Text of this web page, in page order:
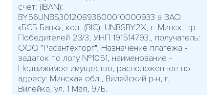
счет: (IBAN):
BY56UNBS30120893600010000933 в ЗАО
«БСБ Банк», код. (BIC): UNBSBY2X, г. Минск, пр.
Победителей 23/3, УНП 191514793., получатель:
ООО "Расантехторг", Назначение платежа -
задаток по лоту №1051, наименование -
Недвижимое имущество, расположенное по
адресу: Минская обл., Вилейский р-н, г.
Вилейка, ул. 1 Мая, 97Б.